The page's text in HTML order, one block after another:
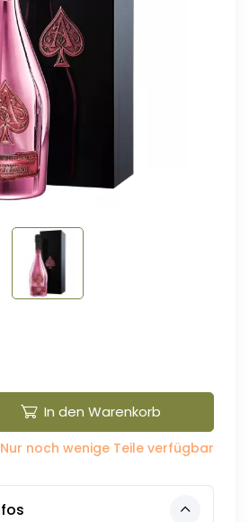
In den Warenkorb
Nur noch wenige Teile verfügbar